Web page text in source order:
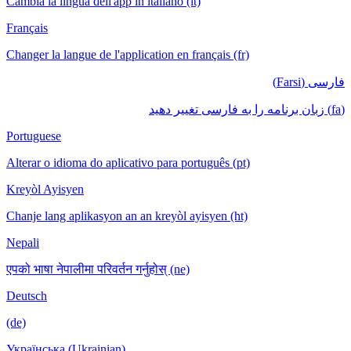
Français
Changer la langue de l'application en français (fr)
فارسی (Farsi)
(fa) زبان برنامه را به فارسی تغییر دهید
Portuguese
Alterar o idioma do aplicativo para português (pt)
Kreyòl Ayisyen
Chanje lang aplikasyon an an kreyòl ayisyen (ht)
Nepali
एपको भाषा नेपालीमा परिवर्तन गर्नुहोस् (ne)
Deutsch
(de)